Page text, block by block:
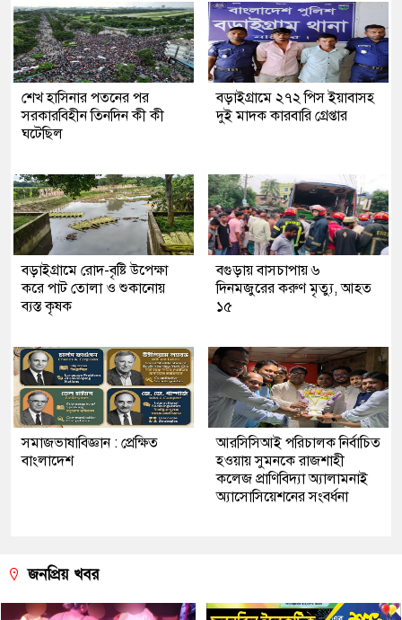
শেখ হাসিনার পতনের পর
সরকারবিহীন তিনদিন কী কী
ঘটেছিল
বড়াইগ্রামে ২৭২ পিস ইয়াবাসহ
দুই মাদক কারবারি গ্রেপ্তার
বড়াইগ্রামে রোদ-বৃষ্টি উপেক্ষা
করে পাট তোলা ও শুকানোয়
ব্যস্ত কৃষক
বগুড়ায় বাসচাপায় ৬
দিনমজুরের করুণ মৃত্যু, আহত
১৫
সমাজভাষাবিজ্ঞান : প্রেক্ষিত
বাংলাদেশ
আরসিসিআই পরিচালক নির্বাচিত
হওয়ায় সুমনকে রাজশাহী
কলেজ প্রাণিবিদ্যা অ্যালামনাই
অ্যাসোসিয়েশনের সংবর্ধনা
জনপ্রিয় খবর